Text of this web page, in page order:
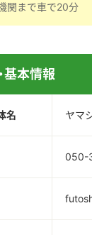
関まで車で20分
基本情報
名 ヤマ
050-